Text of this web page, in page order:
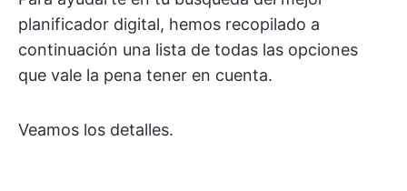
planificador digital, hemos recopilado a
continuación una lista de todas las opciones
que vale la pena tener en cuenta.
Veamos los detalles.